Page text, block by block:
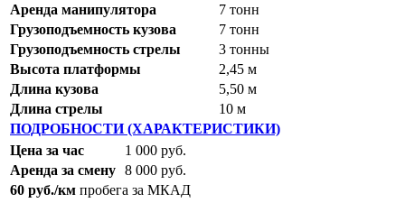
Аренда манипулятора
7 тонн
Грузоподъемность кузова
7 тонн
Грузоподъемность стрелы
3 тонны
Высота платформы
2,45 м
Длина кузова
5,50 м
Длина стрелы
10 м
ПОДРОБНОСТИ (ХАРАКТЕРИСТИКИ)
Цена за час
1 000 руб.
Аренда за смену 8 000 руб.
60 руб./км пробега за МКАД